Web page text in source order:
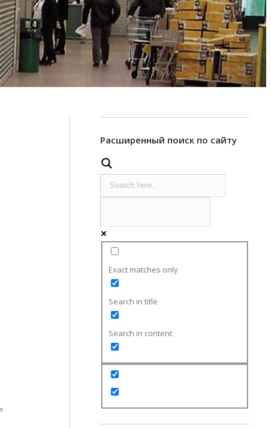
Расширенный поиск по сайту
Exact matches only
Search in title
Search in content